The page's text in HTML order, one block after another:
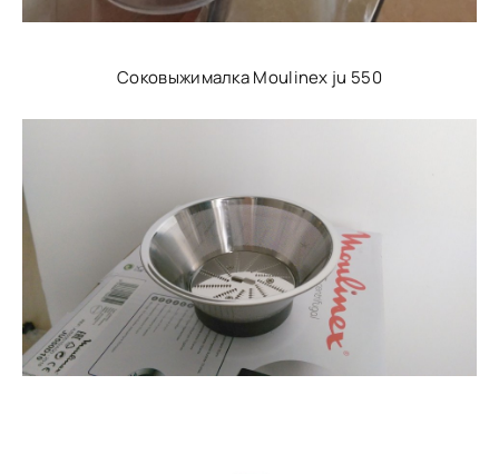
Соковыжималка Moulinex ju 550